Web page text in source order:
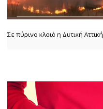
Σε πύρινο κλοιό η Δυτική Αττική